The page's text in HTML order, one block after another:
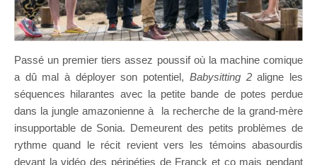
Passé un premier tiers assez poussif où la machine comique
a dû mal à déployer son potentiel, Babysitting 2aligne les
séquences hilarantes avec la petite bande de potes perdue
dans la jungle amazonienne à la recherche de la grand-mère
insupportable de Sonia. Demeurent des petits problèmes de
rythme quand le récit revient vers les témoins abasourdis
devant la vidéo des péripéties de Franck et co mais pendant